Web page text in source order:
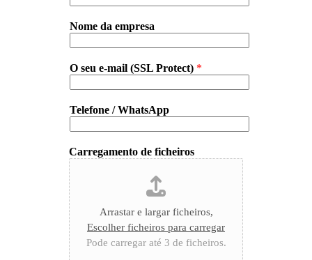
Nome da empresa
O seu e-mail (SSL Protect) *
Telefone / WhatsApp
Carregamento de ficheiros
Arrastar e largar ficheiros,
Escolher ficheiros para carregar
Pode carregar até 3 de ficheiros.